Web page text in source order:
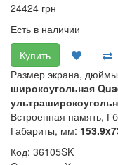
24424 грн
Есть в наличии
Купить
Размер экрана,
широкоугольная
Встроенная память,
Габариты, мм:
Код: 36105SK